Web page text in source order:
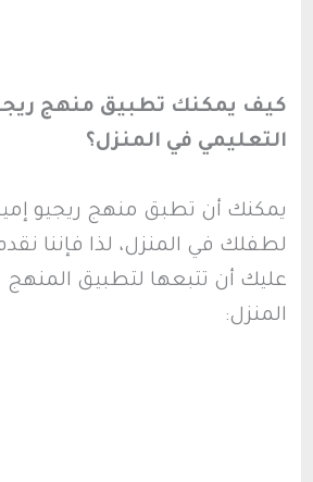
كيف يمكنك تطبيق منهج
التعليمي في المنزل؟
يمكنك أن تطبق منهج ريجيو
لطفلك في المنزل، لذا فإننا
عليك أن تتبعها لتطبيق
المنزل: